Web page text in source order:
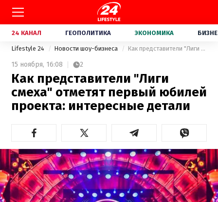
24 КАНАЛ ГЕОПОЛИТИКА ЭКОНОМИКА
Lifestyle 24 Новости шоу-бизнеса Как представители "Лиги смеха" отметят первый юбилей проекта: интересные детали
15 ноября, 16:08 2
Как представители "Лиги
смеха" отметят первый юбилей
проекта: интересные детали